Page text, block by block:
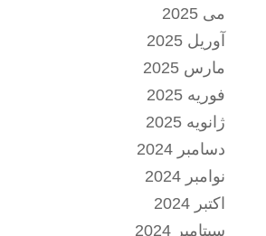
می 2025
آوریل 2025
مارس 2025
فوریه 2025
ژانویه 2025
دسامبر 2024
نوامبر 2024
اکتبر 2024
سپتامبر 2024